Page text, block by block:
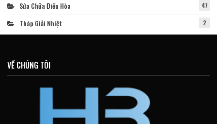
Sửa Chữa Điều Hòa 47
Tháp Giải Nhiệt 2
VỀ CHÚNG TÔI